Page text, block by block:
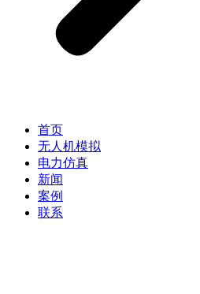
首页
无人机模拟
电力仿真
新闻
案例
联系